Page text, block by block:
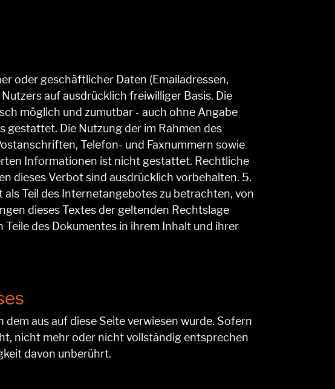
oder geschäftlicher Daten (Emailadressen,
auf ausdrücklich freiwilliger Basis. Die
möglich und zumutbar - auch ohne Angabe
gestattet. Die Nutzung der im Rahmen des
Telefon- und Faxnummern sowie
Informationen ist nicht gestattet. Rechtliche
dieses Verbot sind ausdrücklich vorbehalten. 5.
Teil des Internetangebotes zu betrachten, von
dieses Textes der geltenden Rechtslage
des Dokumentes in ihrem Inhalt und ihrer
aus auf diese Seite verwiesen wurde. Sofern
nicht mehr oder nicht vollständig entsprechen
davon unberührt.